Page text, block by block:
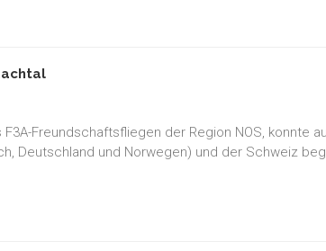
Freundschaftsfliegen der Region NOS, konnte
Deutschland und Norwegen) und der Schweiz